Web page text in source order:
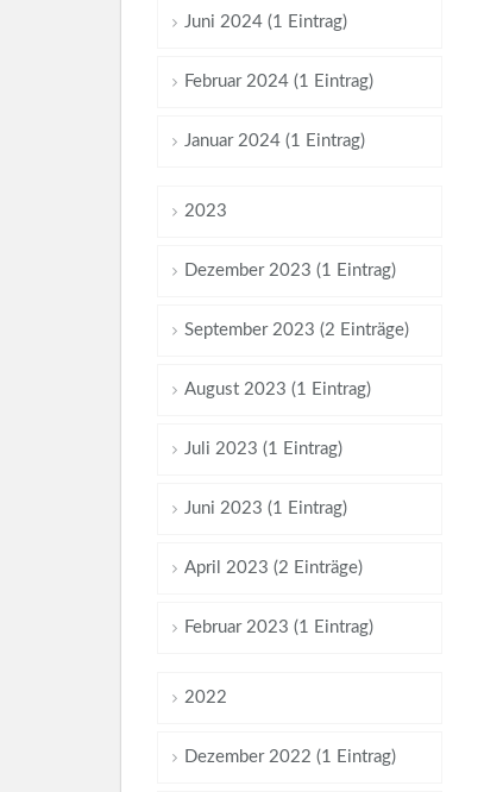
Juni 2024 (1 Eintrag)
Februar 2024 (1 Eintrag)
Januar 2024 (1 Eintrag)
2023
Dezember 2023 (1 Eintrag)
September 2023 (2 Einträge)
August 2023 (1 Eintrag)
Juli 2023 (1 Eintrag)
Juni 2023 (1 Eintrag)
April 2023 (2 Einträge)
Februar 2023 (1 Eintrag)
2022
Dezember 2022 (1 Eintrag)